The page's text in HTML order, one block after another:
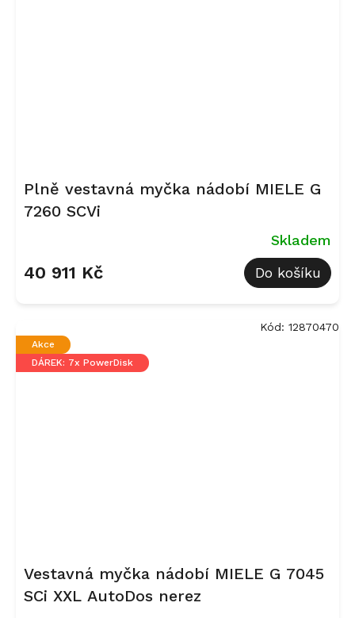
Plně vestavná myčka nádobí MIELE G
7260 SCVi
Skladem
40 911 Kč Do košíku
Akce
DÁREK: 7x PowerDisk
Vestavná myčka nádobí MIELE G 7045
SCi XXL AutoDos nerez
Kód: 12870470